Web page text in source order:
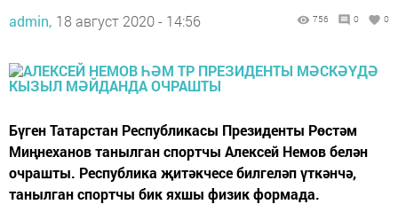
admin, 18 август 2020 - 14:56 756 0 0
Бүген Татарстан Республикасы Президенты Рөстәм
Миңнеханов танылган спортчы Алексей Немов белән
очрашты. Республика җитәкчесе билгеләп үткәнчә,
танылган спортчы бик яхшы физик формада.